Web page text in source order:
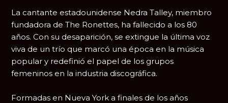
La cantante estadounidense Nedra Talley, miembro
fundadora deThe Ronettes, ha fallecido a los 80
años. Con su desaparición, se extingue la última voz
viva de un trío que marcó una época en la música
popular y redefinió el papel de los grupos
femeninos en la industria discográfica.
Formadas en Nueva York a finales de los años